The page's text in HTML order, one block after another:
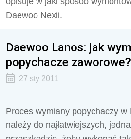
Daewoo Nexii.
Daewoo Lanos: jak
popychacze
27 sty 2011
Proces wymiany popychaczy w
należy do najłatwiejszych,